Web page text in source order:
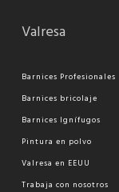
Valresa
Barnices Profesionales
Barnices bricolaje
Barnices Ignífugos
Pintura en polvo
Valresa en EEUU
Trabaja con nosotros